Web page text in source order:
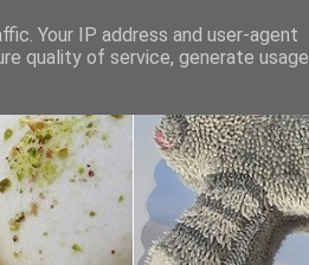
Your IP address and user-agent
quality of service, generate usage